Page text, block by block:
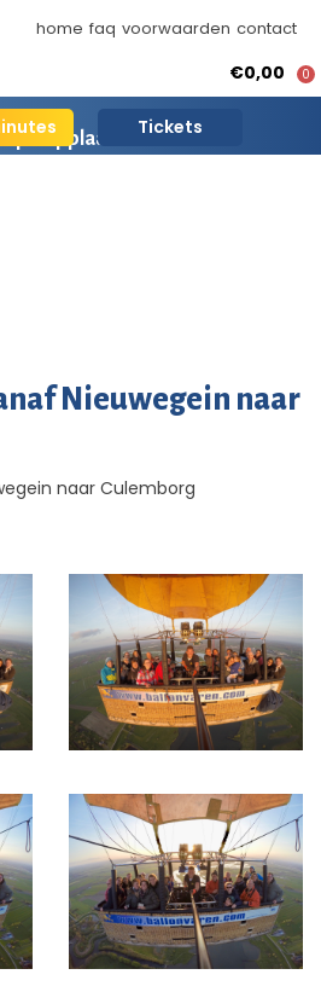
home faq voorwaarden contact
Tickets
€0,00 0
Opstapplaatsen
Nieuwegein naar
naar Culemborg